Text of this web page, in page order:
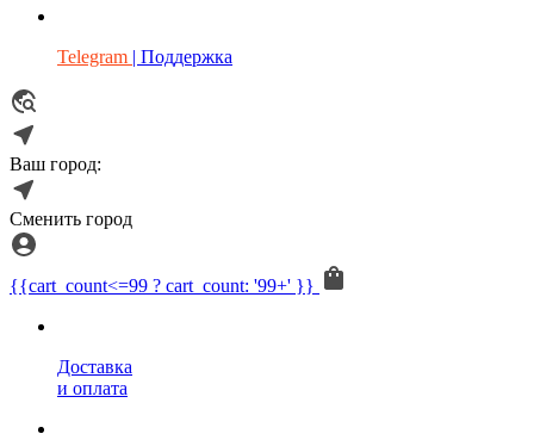
Telegram | Поддержка
Ваш город:
Сменить город
{{cart_count<=99 ? cart_count: '99+' }}
Доставка
и оплата